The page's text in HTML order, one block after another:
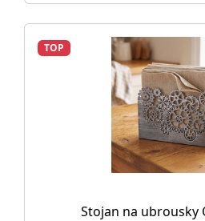
TOP
Stojan na ubrousky